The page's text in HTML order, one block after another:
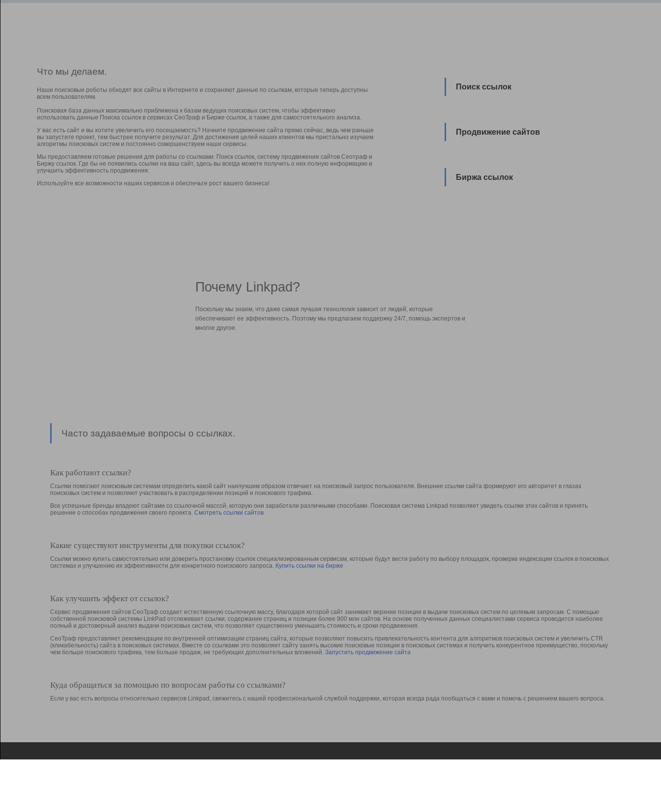
Что мы делаем.
Наши поисковые роботы обходят все сайты в Интернете и сохраняют данные по ссылкам, которые теперь доступны
всем пользователям.
Поисковая база данных максимально приближена к базам ведущих поисковых систем, чтобы эффективно
использовать данные Поиска ссылок в сервисах СеоТраф и Бирже ссылок, а также для самостоятельного анализа.
У вас есть сайт и вы хотите увеличить его посещаемость? Начните продвижение сайта прямо сейчас, ведь чем раньше
вы запустите проект, тем быстрее получите результат. Для достижения целей наших клиентов мы пристально изучаем
алгоритмы поисковых систем и постоянно совершенствуем наши сервисы.
Мы предоставляем готовые решения для работы со ссылками: Поиск ссылок, систему продвижения сайтов Сеотраф и
Биржу ссылок. Где бы не появились ссылки на ваш сайт, здесь вы всегда можете получить о них полную информацию и
улучшить эффективность продвижения.
Используйте все возможности наших сервисов и обеспечьте рост вашего бизнеса!
Поиск ссылок
Продвижение сайтов
Биржа ссылок
Почему Linkpad?
Поскольку мы знаем, что даже самая лучшая технология зависит от людей, которые
обеспечивают ее эффективность. Поэтому мы предлагаем поддержку 24/7, помощь экспертов и
многое другое.
Часто задаваемые вопросы о ссылках.
Как работают ссылки?
Ссылки помогают поисковым системам определить какой сайт наилучшим образом отвечает на поисковый запрос пользователя. Внешние ссылки сайта формируют его авторитет в глазах
поисковых систем и позволяют участвовать в раcпределении позиций и поискового трафика.
Все успешные бренды владеют сайтами со ссылочной массой, которую они заработали различными способами. Поисковая система Linkpad позволяет увидеть ссылки этих сайтов и принять
решение о способах продвижения своего проекта. Смотреть ссылки сайтов
Какие существуют инструменты для покупки ссылок?
Ссылки можно купить самостоятельно или доверить простановку ссылок специализированным сервисам, которые будут вести работу по выбору площадок, проверке индексации ссылок в поисковых
системах и улучшению их эффективности для конкретного поискового запроса. Купить ссылки на бирже
Как улучшить эффект от ссылок?
Сервис продвижения сайтов СеоТраф создает естественную ссылочную массу, благодаря которой сайт занимает верхние позиции в выдаче поисковых систем по целевым запросам. С помощью
собственной поисковой системы LinkPad отслеживает ссылки, содержание страниц и позиции более 900 млн сайтов. На основе полученных данных специалистами сервиса проводится наиболее
полный и достоверный анализ выдачи поисковых систем, что позволяет существенно уменьшить стоимость и сроки продвижения.
СеоТраф предоставляет рекомендации по внутренней оптимизации страниц сайта, которые позволяют повысить привлекательность контента для алгоритмов поисковых систем и увеличить CTR
(кликабельность) сайта в поисковых системах. Вместе со ссылками это позволяет сайту занять высокие поисковые позиции в поисковых системах и получить конкурентное преимущество, поскольку
чем больше поискового трафика, тем больше продаж, не требующих дополнительных вложений. Запустить продвижение сайта
Куда обращаться за помощью по вопросам работы со ссылками?
Если у вас есть вопросы относительно сервисов Linkpad, свяжитесь с нашей профессиональной службой поддержки, которая всегда рада пообщаться с вами и помочь с решением вашего вопроса.